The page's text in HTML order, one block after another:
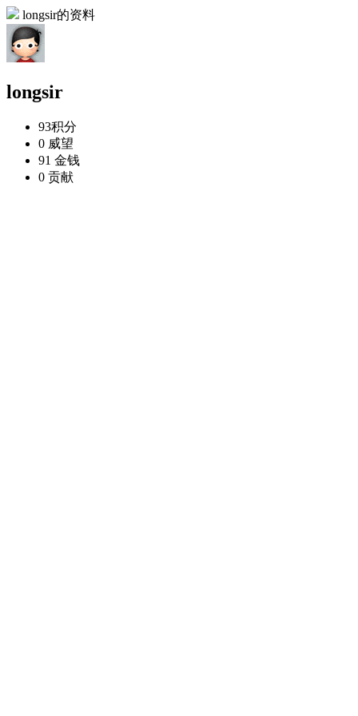
longsir的资料
longsir
93积分
0 威望
91 金钱
0 贡献